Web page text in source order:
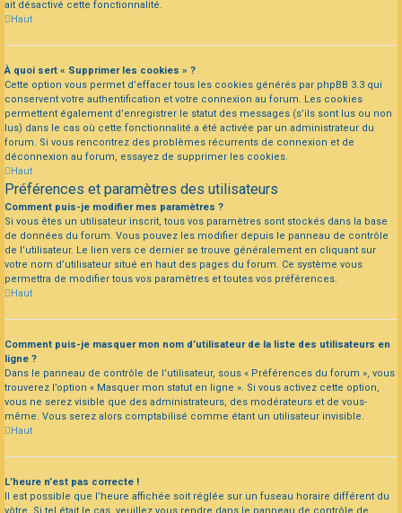
ait désactivé cette fonctionnalité.
Haut
À quoi sert « Supprimer les cookies » ?
Cette option vous permet d’effacer tous les cookies générés par phpBB 3.3 qui
conservent votre authentification et votre connexion au forum. Les cookies
permettent également d’enregistrer le statut des messages (s’ils sont lus ou non
lus) dans le cas où cette fonctionnalité a été activée par un administrateur du
forum. Si vous rencontrez des problèmes récurrents de connexion et de
déconnexion au forum, essayez de supprimer les cookies.
Haut
Préférences et paramètres des utilisateurs
Comment puis-je modifier mes paramètres ?
Si vous êtes un utilisateur inscrit, tous vos paramètres sont stockés dans la base
de données du forum. Vous pouvez les modifier depuis le panneau de contrôle
de l’utilisateur. Le lien vers ce dernier se trouve généralement en cliquant sur
votre nom d’utilisateur situé en haut des pages du forum. Ce système vous
permettra de modifier tous vos paramètres et toutes vos préférences.
Haut
Comment puis-je masquer mon nom d’utilisateur de la liste des utilisateurs en
ligne ?
Dans le panneau de contrôle de l’utilisateur, sous « Préférences du forum », vous
trouverez l’option « Masquer mon statut en ligne ». Si vous activez cette option,
vous ne serez visible que des administrateurs, des modérateurs et de vous-
même. Vous serez alors comptabilisé comme étant un utilisateur invisible.
Haut
L’heure n’est pas correcte !
Il est possible que l’heure affichée soit réglée sur un fuseau horaire différent du